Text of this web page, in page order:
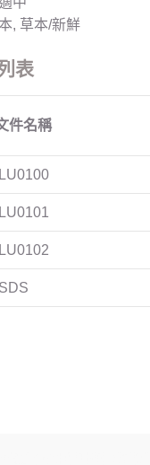
, 草本/新鮮
表
件名稱